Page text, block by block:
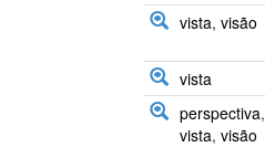
vista, visão
vista
perspectiva,
vista, visão